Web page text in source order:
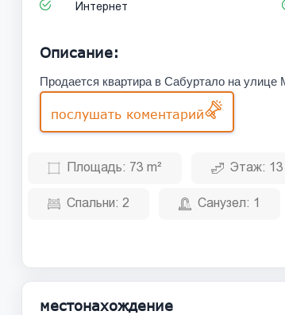
Интернет
Описание:
Продается квартира в Сабуртало на
послушать коментарий
Площадь: 73 m² Этаж: 13
Спальни: 2 Санузел: 1
местонахождение